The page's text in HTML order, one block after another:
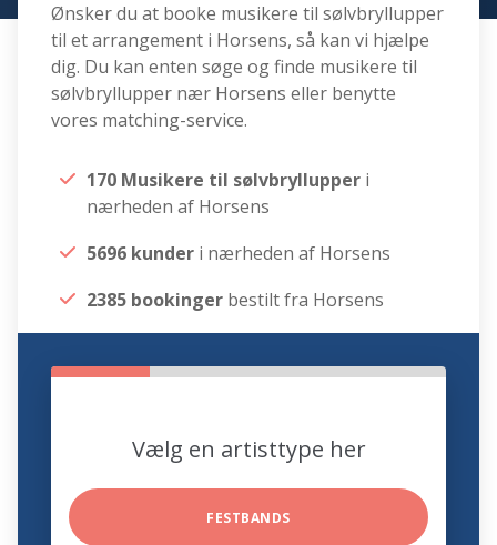
Ønsker du at booke musikere til sølvbryllupper
til et arrangement i Horsens, så kan vi hjælpe
dig. Du kan enten søge og finde musikere til
sølvbryllupper nær Horsens eller benytte
vores matching-service.
170 Musikere til sølvbryllupper i
nærheden af Horsens
5696 kunder i nærheden af Horsens
2385 bookinger bestilt fra Horsens
Vælg en artisttype her
FESTBANDS